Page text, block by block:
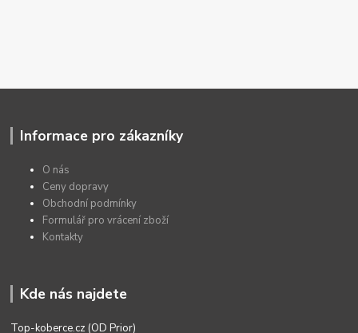
Informace pro zákazníky
O nás
Ceny dopravy
Obchodní podmínky
Formulář pro vrácení zboží
Kontakty
Kde nás najdete
Top-koberce.cz (OD Prior)